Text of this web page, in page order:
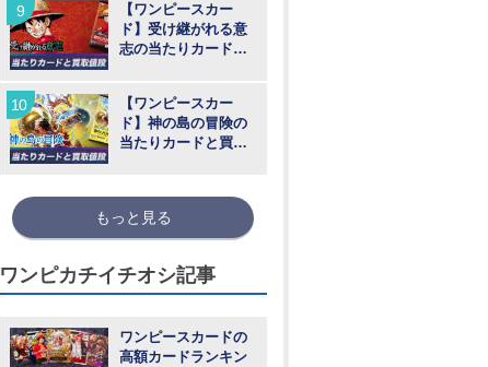
【ワンピースカー
ド】受け継がれる意
志の当たりカードと
【ワンピースカー
ド】神の島の冒険の
当たりカードと買取
もっと見る
ワンピカチイチオシ記事
ワンピースカードの
高額カードランキン